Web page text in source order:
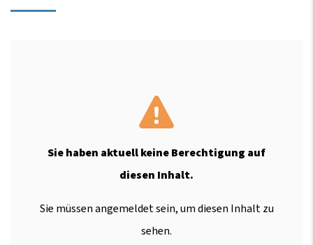
Sie haben aktuell keine Berechtigung auf
diesen Inhalt.
Sie müssen angemeldet sein, um diesen Inhalt zu
sehen.